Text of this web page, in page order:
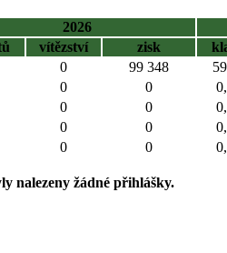
2026
vítězství zisk
0 99 348
0 0
0 0
0 0
0 0
nalezeny žádné přihlášky.